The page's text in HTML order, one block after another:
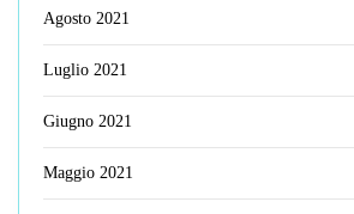
Agosto 2021
Luglio 2021
Giugno 2021
Maggio 2021